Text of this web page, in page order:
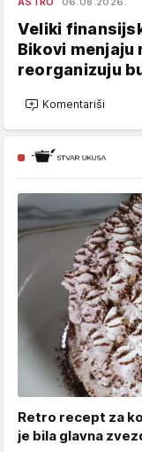
Veliki
Bikovi menjaju
reorganizuju
Komentariši
Retro recept za
je bila glavna